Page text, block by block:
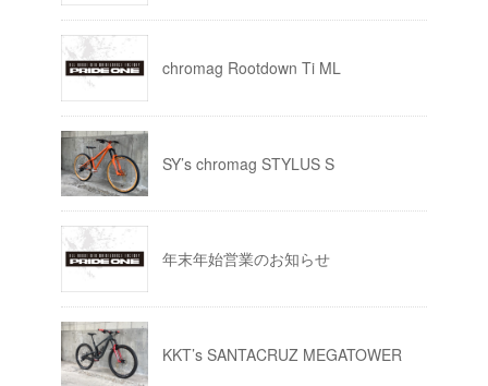
chromag Rootdown Ti ML
SY’s chromag STYLUS S
年末年始営業のお知らせ
KKT’s SANTACRUZ MEGATOWER